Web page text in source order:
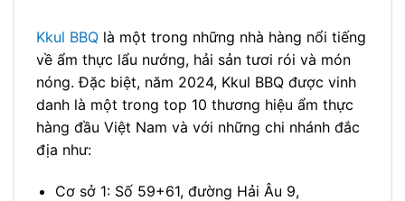
Kkul BBQ là một trong những nhà hàng nổi tiếng
về ẩm thực lẩu nướng, hải sản tươi rói và món
nóng. Đặc biệt, năm 2024, Kkul BBQ được vinh
danh là một trong top 10 thương hiệu ẩm thực
hàng đầu Việt Nam và với những chi nhánh đắc
địa như:
Cơ sở 1: Số 59+61, đường Hải Âu 9,